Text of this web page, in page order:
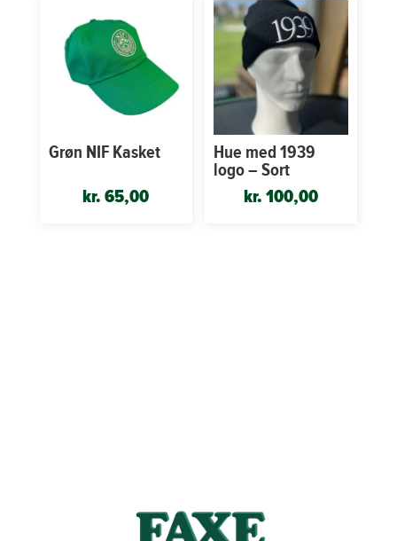
Grøn NIF Kasket
kr. 65,00
Hue med 1939
logo – Sort
kr. 100,00